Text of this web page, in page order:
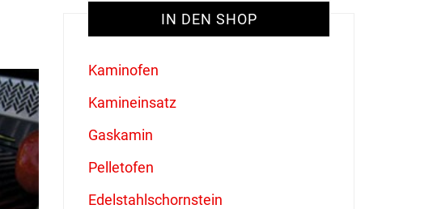
IN DEN SHOP
Kaminofen
Kamineinsatz
Gaskamin
Pelletofen
Edelstahlschornstein